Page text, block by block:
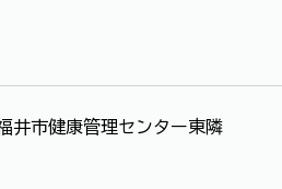
市健康管理センター東隣